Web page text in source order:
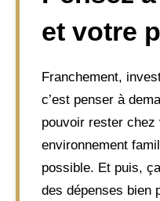
et votre
Franchement,
c’est penser à
pouvoir rester
environnement
possible. Et puis,
des dépenses bien